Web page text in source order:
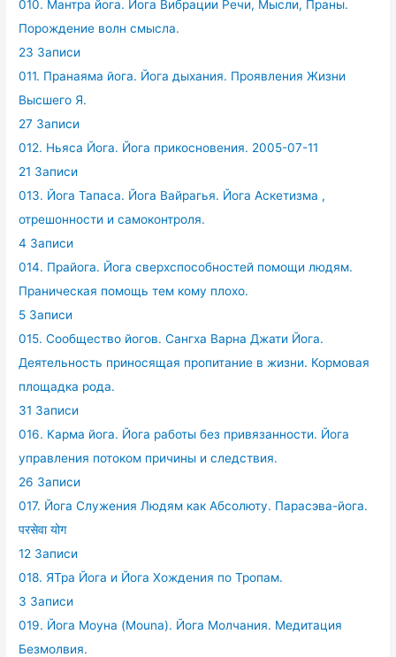
010. Мантра йога. Йога Вибрации Речи, Мысли, Праны.
Порождение волн смысла.
23 Записи
011. Пранаяма йога. Йога дыхания. Проявления Жизни
Высшего Я.
27 Записи
012. Ньяса Йога. Йога прикосновения. 2005-07-11
21 Записи
013. Йога Тапаса. Йога Вайрагья. Йога Аскетизма ,
отрешонности и самоконтроля.
4 Записи
014. Прайога. Йога сверхспособностей помощи людям.
Праническая помощь тем кому плохо.
5 Записи
015. Сообщество йогов. Сангха Варна Джати Йога.
Деятельность приносящая пропитание в жизни. Кормовая
площадка рода.
31 Записи
016. Карма йога. Йога работы без привязанности. Йога
управления потоком причины и следствия.
26 Записи
017. Йога Служения Людям как Абсолюту. Парасэва-йога.
परसेवा योग
12 Записи
018. ЯТра Йога и Йога Хождения по Тропам.
3 Записи
019. Йога Моуна (Mouna). Йога Молчания. Медитация
Безмолвия.